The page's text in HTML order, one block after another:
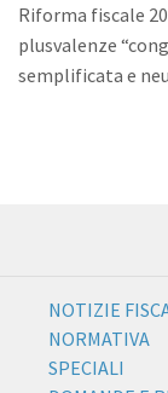
Riforma fiscale
plusvalenze
semplificata e
NOTIZIE
NORMATIVA
SPECIALI